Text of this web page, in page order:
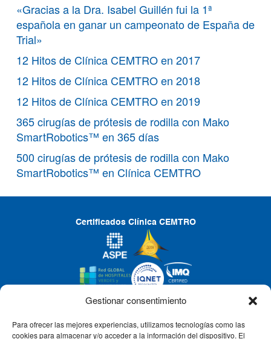
Gestionar consentimiento
Para ofrecer las mejores experiencias, utilizamos tecnologías como las
cookies para almacenar y/o acceder a la información del dispositivo. El
«Gracias a la Dra. Isabel Guillén fui la 1ª
española en ganar un campeonato de España de
Trial»
12 Hitos de Clínica CEMTRO en 2017
12 Hitos de Clínica CEMTRO en 2018
12 Hitos de Clínica CEMTRO en 2019
365 cirugías de prótesis de rodilla con Mako
SmartRobotics™ en 365 días
500 cirugías de prótesis de rodilla con Mako
SmartRobotics™ en Clínica CEMTRO
Certificados Clínica CEMTRO
CLÍNICA CEMTRO